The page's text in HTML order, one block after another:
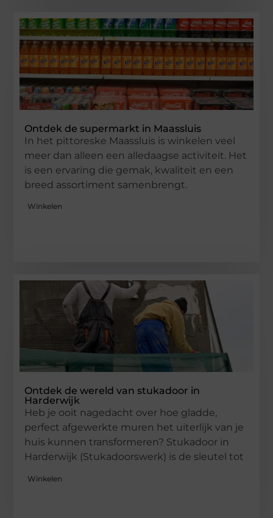
Ontdek de supermarkt in Maassluis
In het pittoreske Maassluis is winkelen veel
meer dan alleen een alledaagse activiteit. Het
is een ervaring die gemak, kwaliteit en een
breed assortiment samenbrengt.
Winkelen
Ontdek de wereld van stukadoor in
Harderwijk
Heb je ooit nagedacht over hoe gladde,
perfect afgewerkte muren het uiterlijk van je
huis kunnen transformeren? Stukadoor in
Harderwijk (Stukadoorswerk) is de sleutel tot
Winkelen